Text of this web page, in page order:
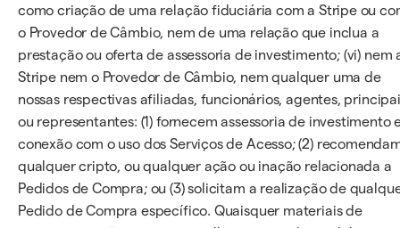
como criação de uma relação fiduciária com a Stripe ou
o Provedor de Câmbio, nem de uma relação que inclua a
prestação ou oferta de assessoria de investimento; (vi) nem
Stripe nem o Provedor de Câmbio, nem qualquer uma de
nossas respectivas afiliadas, funcionários, agentes,
ou representantes: (1) fornecem assessoria de investimento
conexão com o uso dos Serviços de Acesso; (2)
qualquer cripto, ou qualquer ação ou inação relacionada a
Pedidos de Compra; ou (3) solicitam a realização de
Pedido de Compra específico. Quaisquer materiais de